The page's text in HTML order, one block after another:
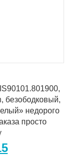
безободковый,
недорого
просто